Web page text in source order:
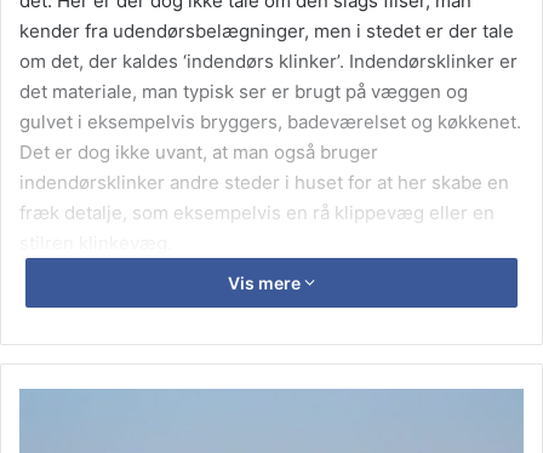
kender fra udendørsbelægninger, men i stedet er der tale
om det, der kaldes ‘indendørs klinker’. Indendørsklinker er
det materiale, man typisk ser er brugt på væggen og
gulvet i eksempelvis bryggers, badeværelset og køkkenet.
Det er dog ikke uvant, at man også bruger
indendørsklinker andre steder i huset for at her skabe en
fræk detalje, som eksempelvis en rå klippevæg eller en
DK Fliser er leverancedygtig i både udendørsfliser og
man bør derfor ikke snyde sig selv for at kigge ind i
sortimentet hos DK Fliser. De har nemlig et kæmpe udvalg
Vis mere